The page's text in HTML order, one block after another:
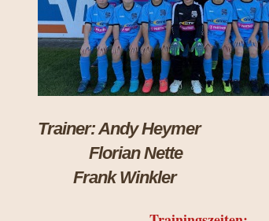
Trainer: Andy
Florian
Frank Winkler